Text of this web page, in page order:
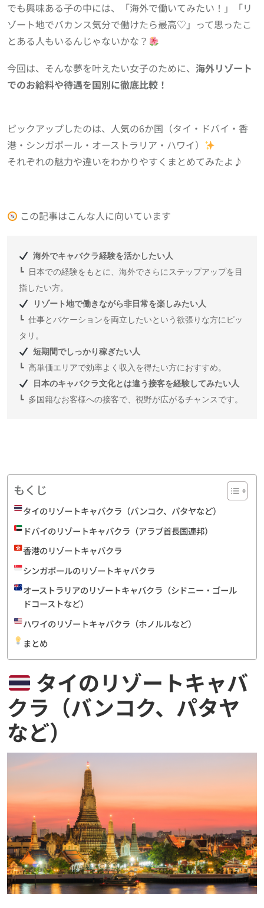
でも興味ある子の中には、「海外で働いてみたい！」「リ
ゾート地でバカンス気分で働けたら最高♡」って思ったこ
とある人もいるんじゃないかな？
今回は、そんな夢を叶えたい女子のために、 海外リゾート
でのお給料や待遇を国別に徹底比較！
ピックアップしたのは、人気の6か国（タイ・ドバイ・香
港・シンガポール・オーストラリア・ハワイ）
それぞれの魅力や違いをわかりやすくまとめてみたよ♪
この記事はこんな人に向いています
海外でキャバクラ経験を活かしたい人
┗ 日本での経験をもとに、海外でさらにステップアップを目
リゾート地で働きながら非日常を楽しみたい人
┗ 仕事とバケーションを両立したいという欲張りな方にピッ
短期間でしっかり稼ぎたい人
日本のキャバクラ文化とは違う接客を経験してみたい人
┗ 多国籍なお客様への接客で、視野が広がるチャンスです。
もくじ
タイのリゾートキャバクラ（バンコク、パタヤなど）
ドバイのリゾートキャバクラ（アラブ首長国連邦）
香港のリゾートキャバクラ
シンガポールのリゾートキャバクラ
オーストラリアのリゾートキャバクラ（シドニー・ゴール
ドコーストなど）
ハワイのリゾートキャバクラ（ホノルルなど）
まとめ
タイのリゾートキャバ
クラ（バンコク、パタヤ
など）